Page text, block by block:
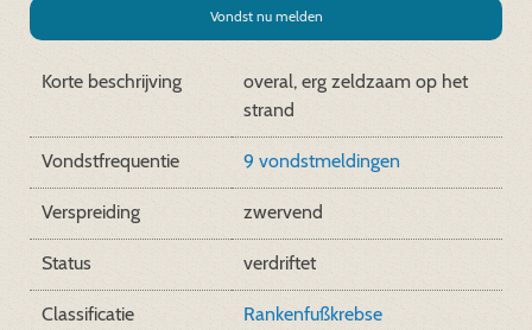
Vondst nu melden
Korte beschrijving
overal, erg zeldzaam op het
strand
Vondstfrequentie 9 vondstmeldingen
Verspreiding zwervend
Status verdriftet
Classificatie
Rankenfußkrebse